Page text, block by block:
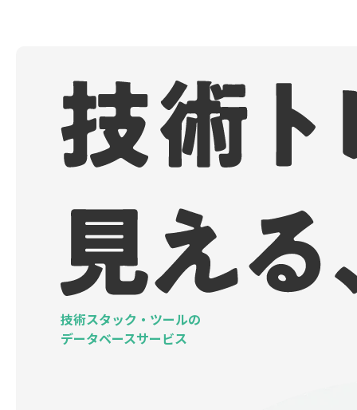
技術スタック・ツールの
データベースサービス